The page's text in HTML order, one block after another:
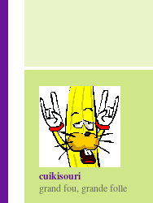
cuikisouri
grand fou, grande folle